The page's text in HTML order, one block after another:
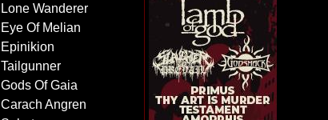
Lone Wanderer
Eye Of Melian
Epinikion
Tailgunner
Gods Of Gaia
Carach Angren